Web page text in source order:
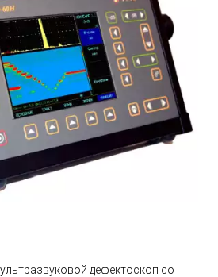
дефектоскоп со